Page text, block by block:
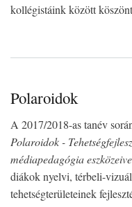
kollégistáink között
Polaroidok
A 2017/2018-as tanév
Polaroidok -
médiapedagógia
diákok nyelvi, térbeli-
tehetségterületeinek